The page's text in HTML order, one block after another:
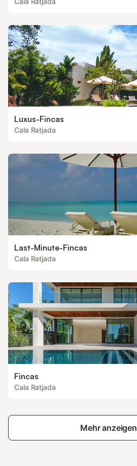
Luxus-Fincas
Cala Ratjada
Last-Minute-Fincas
Cala Ratjada
Fincas
Cala Ratjada
Mehr anzeigen